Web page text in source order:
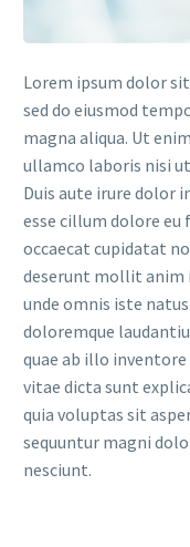
Lorem ipsum dolor
sed do eiusmod
magna aliqua. Ut
ullamco laboris nisi
Duis aute irure dolor
esse cillum dolore
occaecat cupidatat
deserunt mollit anim
unde omnis iste
doloremque
quae ab illo
vitae dicta sunt
quia voluptas sit
sequuntur magni
nesciunt.